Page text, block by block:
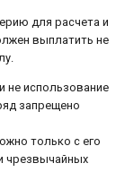
для расчета и
выплатить не
не использование
запрещено
только с его
чрезвычайных